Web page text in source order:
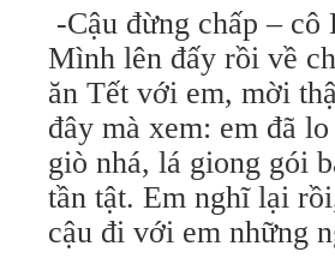
-Cậu đừng chấp –
Mình lên đấy rồi về
ăn Tết với em, mời
đây mà xem: em đã
giò nhá, lá giong gói
tần tật. Em nghĩ lại
cậu đi với em những